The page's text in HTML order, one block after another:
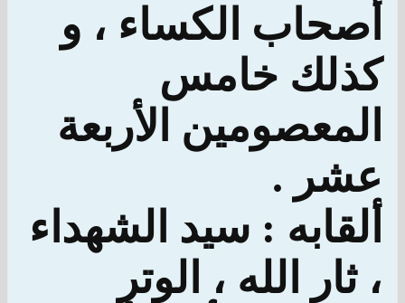
أصحاب الكساء ، و
كذلك خامس
المعصومين الأربعة
عشر .
ألقابه : سيد الشهداء
، ثار الله ، الوتر